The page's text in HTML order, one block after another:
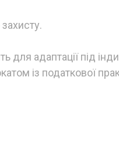
для адаптації під
із податкової